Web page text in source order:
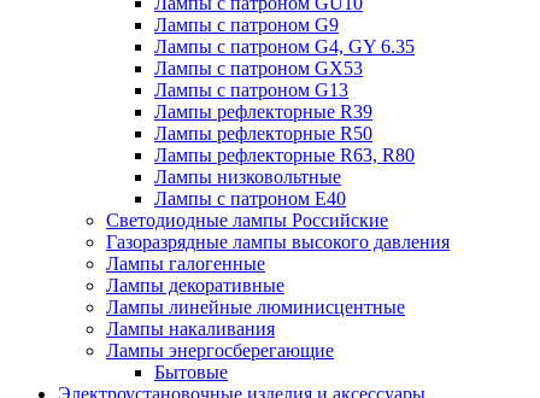
Лампы с патроном G9
Лампы с патроном G4, GY 6.35
Лампы с патроном GX53
Лампы с патроном G13
Лампы рефлекторные R39
Лампы рефлекторные R50
Лампы рефлекторные R63, R80
Лампы низковольтные
Лампы с патроном Е40
Светодиодные лампы Российские
Газоразрядные лампы высокого давления
Лампы галогенные
Лампы декоративные
Лампы линейные люминисцентные
Лампы накаливания
Лампы энергосберегающие
Бытовые
Электроустановочные изделия и аксессуары